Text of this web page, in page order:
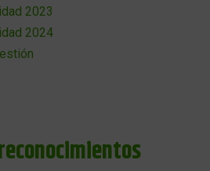
2023
2024